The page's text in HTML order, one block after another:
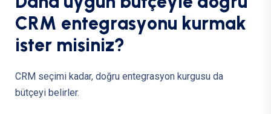
CRM entegrasyonu kurmak
ister misiniz?
CRM seçimi kadar, doğru entegrasyon kurgusu da
bütçeyi belirler.